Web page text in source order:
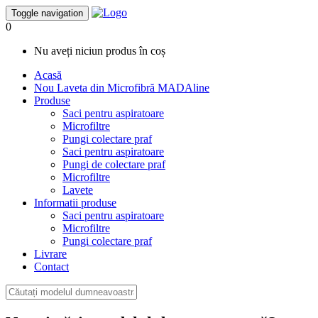
Toggle navigation
0
Nu aveți niciun produs în coș
Acasă
Nou Laveta din Microfibră MADAline
Produse
Saci pentru aspiratoare
Microfiltre
Pungi colectare praf
Saci pentru aspiratoare
Pungi de colectare praf
Microfiltre
Lavete
Informatii produse
Saci pentru aspiratoare
Microfiltre
Pungi colectare praf
Livrare
Contact